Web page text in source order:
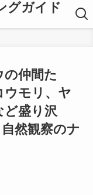
グガイド
仲間た
ウモリ、ヤ
ど盛り沢
然観察のナ